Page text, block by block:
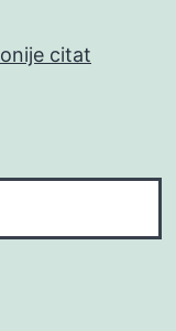
citat